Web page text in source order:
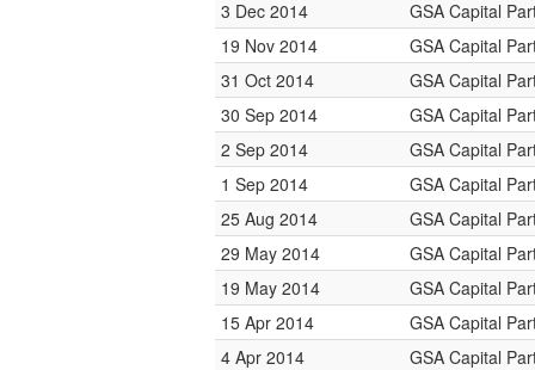
3 Dec 2014
GSA Capital
19 Nov 2014
GSA Capital
31 Oct 2014
GSA Capital
30 Sep 2014
GSA Capital
2 Sep 2014
GSA Capital
1 Sep 2014
GSA Capital
25 Aug 2014
GSA Capital
29 May 2014
GSA Capital
19 May 2014
GSA Capital
15 Apr 2014
GSA Capital
4 Apr 2014
GSA Capital